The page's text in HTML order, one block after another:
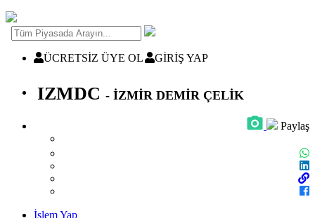
ÜCRETSİZ ÜYE OL GİRİŞ YAP
IZMDC - İZMİR DEMİR ÇELİK
Paylaş
İşlem Yap